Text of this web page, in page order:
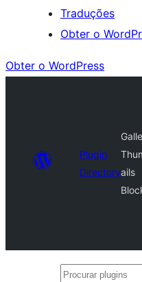
Traduções
Obter o
Obter o WordPress
Plugin
Directoryails
Procurar